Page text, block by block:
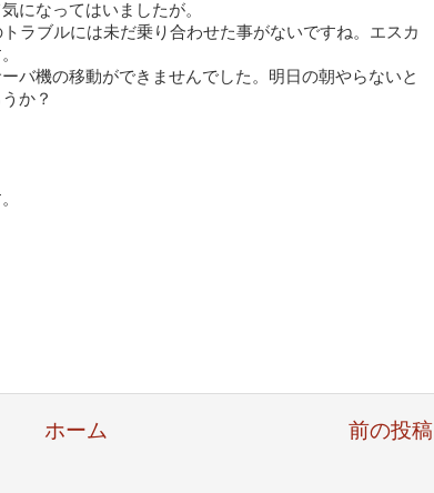
になってはいましたが。
ラブルには未だ乗り合わせた事がないですね。エスカ
バ機の移動ができませんでした。明日の朝やらないと
か？
前の投稿
ホーム